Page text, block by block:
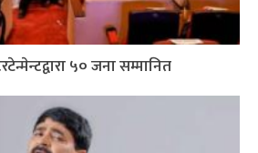
५० जना सम्मानित